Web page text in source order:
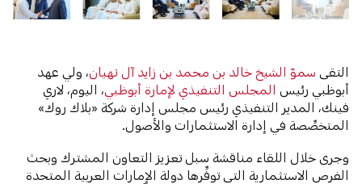
التقى سموّ الشيخ خالد بن محمد بن زايد آل نهيان، ولي عهد
أبوظبي رئيس المجلس التنفيذي لإمارة أبوظبي، اليوم، لاري
فينك، المدير التنفيذي رئيس مجلس إدارة شركة «بلاك روك»
المتخصِّصة في إدارة الاستثمارات والأصول.
وجرى خلال اللقاء مناقشة سبل تعزيز التعاون المشترك وبحث
الفرص الاستثمارية التي توفِّرها دولة الإمارات العربية المتحدة